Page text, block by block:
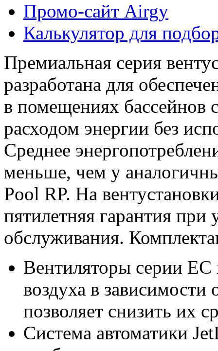
Промо-сайт Airgy
Калькулятор для
Премиальная серия
разработана для
в помещениях
расходом энергии без
Среднее
меньше, чем у
Pool RP. На
пятилетняя гарантия при
обслуживания.
Вентиляторы серии
воздуха в зависимости
позволяет снизить их
Система автоматики